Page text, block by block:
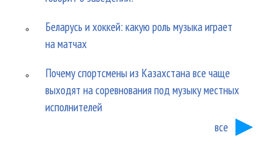
Беларусь и хоккей: какую роль музыка играет
на матчах
Почему спортсмены из Казахстана все чаще
выходят на соревнования под музыку местных
исполнителей
все